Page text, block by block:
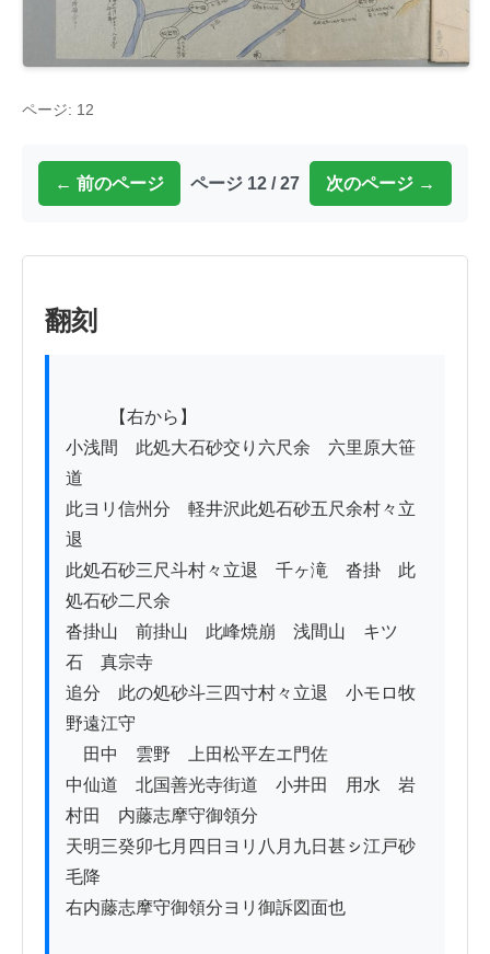
ページ: 12
← 前のページ ページ 12 / 27 次のページ →
翻刻
小浅間　此処大石砂交り六尺余　六里原大笹
道
此ヨリ信州分　軽井沢此処石砂五尺余村々立
退
此処石砂三尺斗村々立退　千ヶ滝　沓掛　此
処石砂二尺余
沓掛山　前掛山　此峰焼崩　浅間山　キツ
石　真宗寺
追分　此の処砂斗三四寸村々立退　小モロ牧
野遠江守
田中　雲野　上田松平左エ門佐
中仙道　北国善光寺街道　小井田　用水　岩
村田　内藤志摩守御領分
天明三癸卯七月四日ヨリ八月九日甚ㇱ江戸砂
毛降
右内藤志摩守御領分ヨリ御訴図面也